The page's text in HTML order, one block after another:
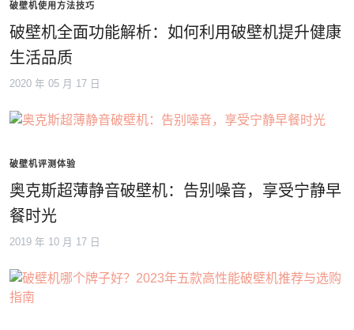
破壁机使用方法技巧
破壁机全面功能解析：如何利用破壁机提升健康
生活品质
2020 年 05 月 17 日
破壁机评测体验
奥克斯超薄静音破壁机：告别噪音，享受宁静早
餐时光
2019 年 10 月 17 日